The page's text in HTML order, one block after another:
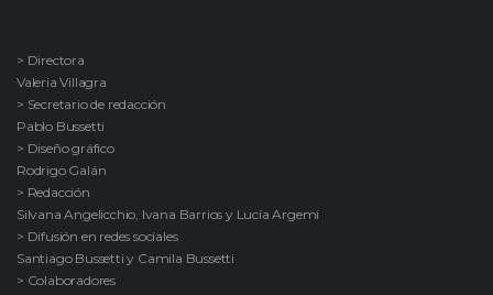
> Directora
Valeria Villagra
> Secretario de redacción
Pablo Bussetti
> Diseño gráfico
Rodrigo Galán
> Redacción
Silvana Angelicchio, Ivana Barrios y Lucía Argemi
> Difusión en redes sociales
Santiago Bussetti y Camila Bussetti
> Colaboradores